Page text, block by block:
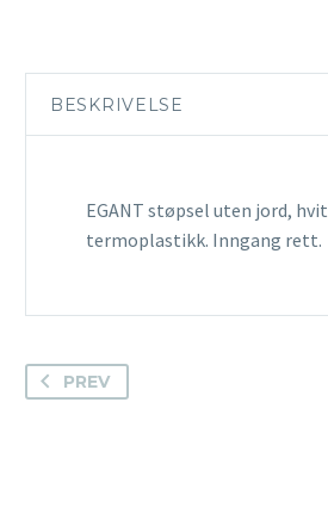
BESKRIVELSE
EGANT støpsel uten jord, hvit
termoplastikk. Inngang rett.
PREV